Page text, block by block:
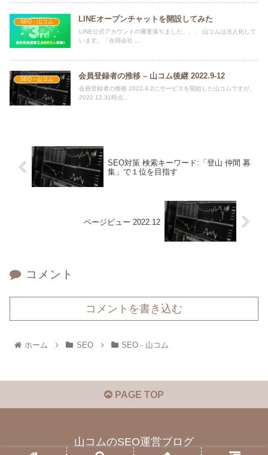
SEO - 山コム LINEオープンチャットを開設してみた
LINE公式アカウントの審査落ちました、、、 山コムは法人化して
います。「合同会社 ...
SEO - 山コム 会員登録者の推移 – 山コム後継 2022.9-12
会員登録者の推移 2022.9.2にサービスを開始した山コムですが、
2022.12.31時点...
SEO対策 検索キーワード:「登山 仲間 募
集」で１位を目指す
ページビュー 2022.12
コメント
コメントを書き込む
ホーム SEO SEO - 山コム
PAGE TOP
山コムのSEO運営ブログ